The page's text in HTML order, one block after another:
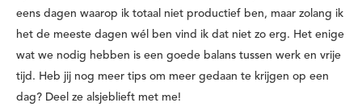
eens dagen waarop ik totaal niet productief ben, maar zolang ik
het de meeste dagen wél ben vind ik dat niet zo erg. Het enige
wat we nodig hebben is een goede balans tussen werk en vrije
tijd. Heb jij nog meer tips om meer gedaan te krijgen op een
dag? Deel ze alsjeblieft met me!